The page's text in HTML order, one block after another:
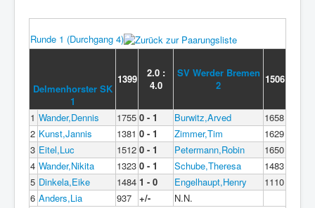
Runde 1 (Durchgang 4)
Delmenhorster SK
1
1399
2.0 :
4.0
SV Werder Bremen
2
1506
1 Wander,Dennis 1755 0 - 1 Burwitz,Arved
1658
2 Kunst,Jannis 1381 0 - 1 Zimmer,Tim
1629
3 Eitel,Luc 1512 0 - 1 Petermann,Robin
1650
4 Wander,Nikita 1323 0 - 1 Schube,Theresa
1483
5 Dinkela,Eike 1484 1 - 0 Engelhaupt,Henry
1110
6 Anders,Lia 937 +/- N.N.